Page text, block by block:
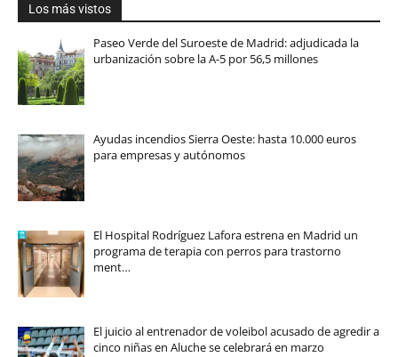
Los más vistos
Paseo Verde del Suroeste de Madrid: adjudicada la
urbanización sobre la A-5 por 56,5 millones
Ayudas incendios Sierra Oeste: hasta 10.000 euros
para empresas y autónomos
El Hospital Rodríguez Lafora estrena en Madrid un
programa de terapia con perros para trastorno
ment…
El juicio al entrenador de voleibol acusado de agredir a
cinco niñas en Aluche se celebrará en marzo